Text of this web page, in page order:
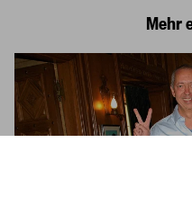
Mehr